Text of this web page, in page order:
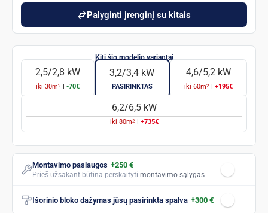
Palyginti įrenginį su kitais
2,5/2,8 kW
iki30m2 -70€
3,2/3,4 kW
PASIRINKTAS
4,6/5,2 kW
iki 60m2 +195€
6,2/6,5 kW
iki 80m2 +735€
Montavimo paslaugos +250 €
Prieš užsakant būtina perskaityti montavimo sąlygas
Išorinio bloko dažymas jūsų pasirinkta spalva +300 €